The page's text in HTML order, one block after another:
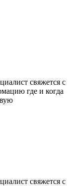
свяжется с
где и когда
свяжется с